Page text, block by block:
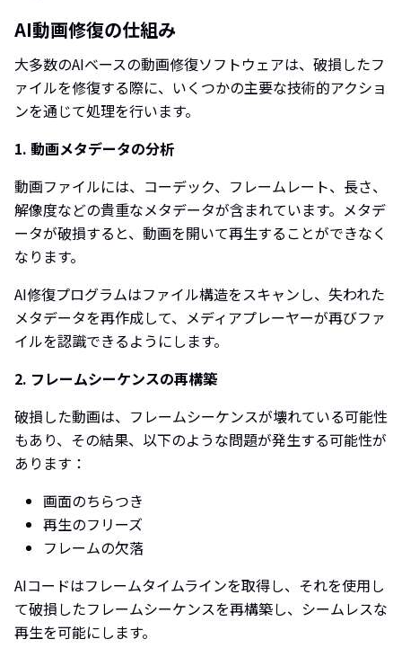
AI動画修復の仕組み
大多数のAIベースの動画修復ソフトウェアは、破損したフ
ァイルを修復する際に、いくつかの主要な技術的アクショ
ンを通じて処理を行います。
1. 動画メタデータの分析
動画ファイルには、コーデック、フレームレート、長さ、
解像度などの貴重なメタデータが含まれています。メタデ
ータが破損すると、動画を開いて再生することができなく
なります。
AI修復プログラムはファイル構造をスキャンし、失われた
メタデータを再作成して、メディアプレーヤーが再びファ
イルを認識できるようにします。
2. フレームシーケンスの再構築
破損した動画は、フレームシーケンスが壊れている可能性
もあり、その結果、以下のような問題が発生する可能性が
あります：
画面のちらつき
再生のフリーズ
フレームの欠落
AIコードはフレームタイムラインを取得し、それを使用し
て破損したフレームシーケンスを再構築し、シームレスな
再生を可能にします。